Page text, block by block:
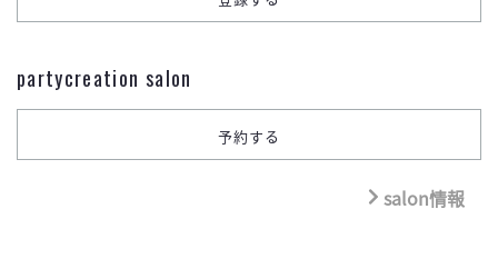
partycreation salon
salon情報